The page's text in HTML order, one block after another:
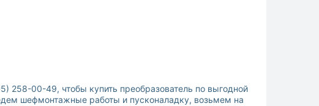
258-00-49, чтобы купить преобразователь по выгодной
шефмонтажные работы и пусконаладку, возьмем на